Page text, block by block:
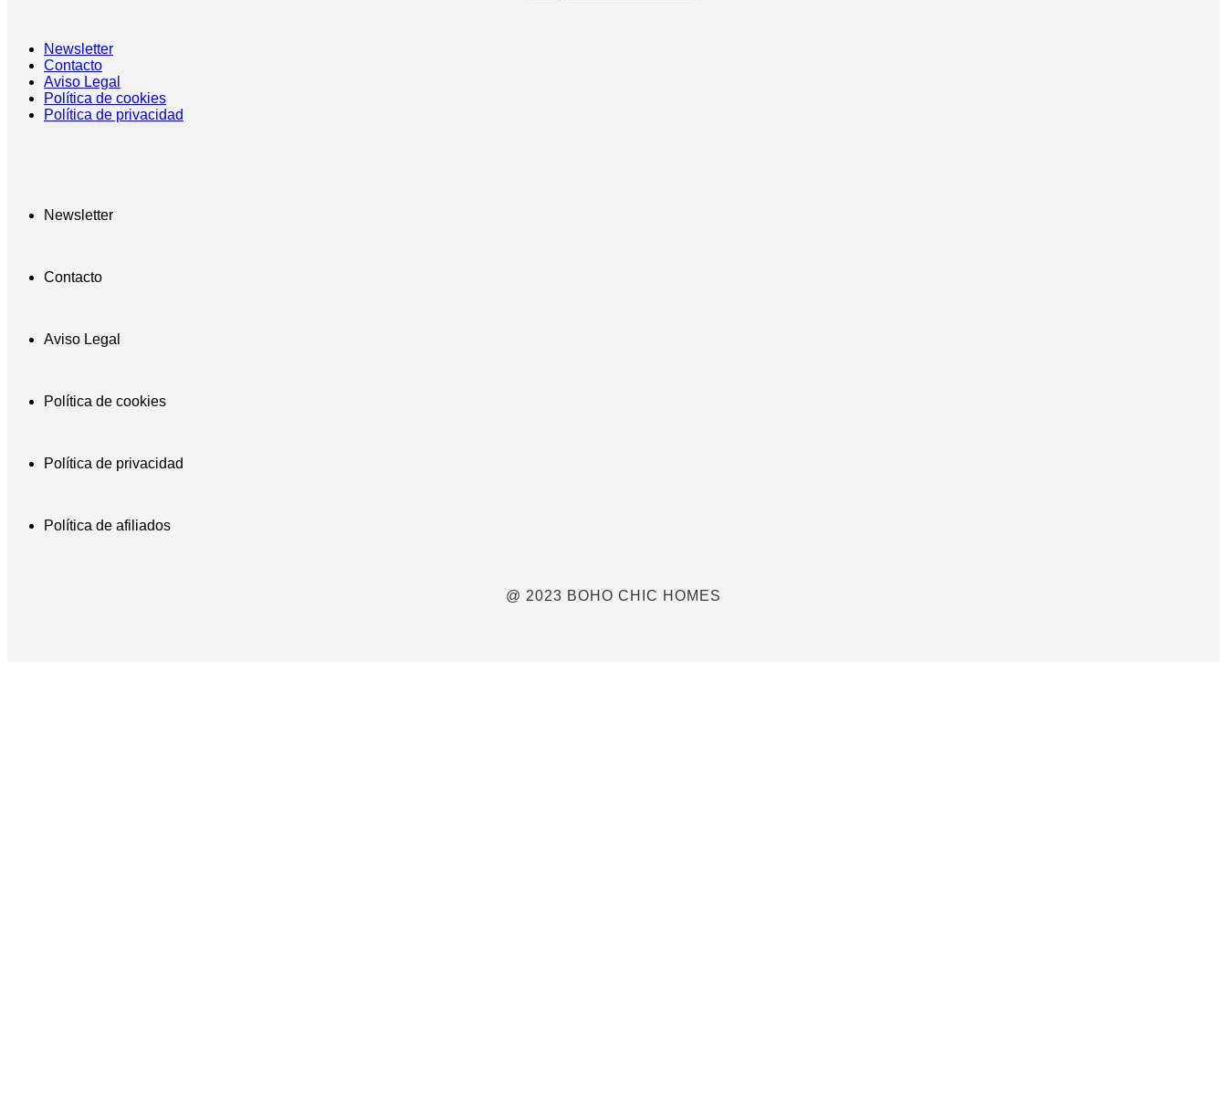
Newsletter
Contacto
Aviso Legal
Política de cookies
Política de privacidad
Newsletter
Contacto
Aviso Legal
Política de cookies
Política de privacidad
Política de afiliados
@ 2023 BOHO CHIC HOMES